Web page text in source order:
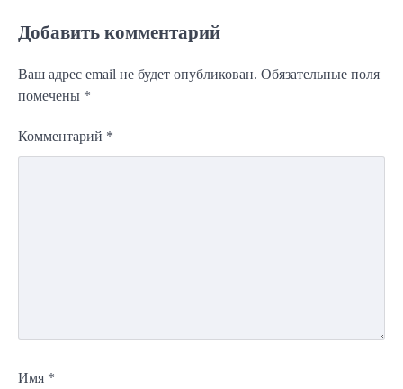
Добавить комментарий
Ваш адрес email не будет опубликован. Обязательные поля
помечены *
Комментарий *
Имя *